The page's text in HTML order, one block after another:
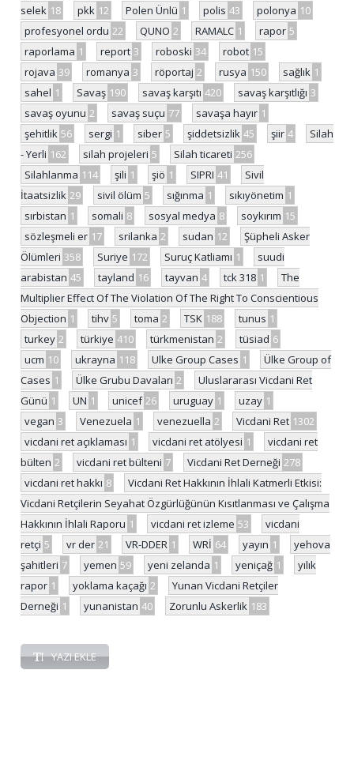
selek 18 pkk 12 Polen Ünlü 1 polis 43 polonya 10
profesyonel ordu 22 QUNO 2 RAMALC 1 rapor 5
raporlama 1 report 3 roboski 34 robot 15
rojava 39 romanya 3 röportaj 2 rusya 150 sağlık 1
sahel 1 Savaş 190 savaş karşıtı 420 savaş karşıtlığı 3
savaş oyunu 2 savaş suçu 77 savaşa hayır 1
şehitlik 56 sergi 1 siber 5 şiddetsizlik 45 şiir 4
Silah
- Yerli 162 silah projeleri 5 Silah ticareti 256
Silahlanma 114 şili 1 şiö 1 SIPRI 41
Sivil
İtaatsizlik 29 sivil ölüm 5 sığınma 1 sıkıyönetim 1
sırbistan 1 somali 8 sosyal medya 8 soykırım 15
sözleşmeli er 17 srilanka 2 sudan 12
Şüpheli Asker
Ölümleri 358 Suriye 172 Suruç Katliamı 1
suudi
arabistan 45 tayland 16 tayvan 4 tck 318 1
The
Multiplier Effect Of The Violation Of The Right To Conscientious
Objection 1 tihv 5 toma 2 TSK 188 tunus 1
turkey 2 türkiye 410 türkmenistan 2 tüsiad 6
ucm 10 ukrayna 118 Ulke Group Cases 1
Ülke Group of
Cases 1 Ülke Grubu Davaları 2
Uluslararası Vicdani Ret
Günü 1 UN 1 unicef 26 uruguay 1 uzay 1
vegan 3 Venezuela 1 venezuella 2 Vicdani Ret 1302
vicdani ret açıklaması 1 vicdani ret atölyesi 1
vicdani ret
bülten 2 vicdani ret bülteni 7 Vicdani Ret Derneği 278
vicdani ret hakkı 8
Vicdani Ret Hakkının İhlali Katmerli Etkisi:
Vicdani Retçilerin Seyahat Özgürlüğünün Kısıtlanması ve Çalışma
Hakkının İhlali Raporu 1 vicdani ret izleme 53
vicdani
retçi 5 vr der 21 VR-DDER 1 WRİ 64 yayın 1
yehova
şahitleri 7 yemen 59 yeni zelanda 1 yeniçağ 1
yılık
rapor 1 yoklama kaçağı 2
Yunan Vicdani Retçiler
Derneği 1 yunanistan 40 Zorunlu Askerlik 183
YAZI EKLE